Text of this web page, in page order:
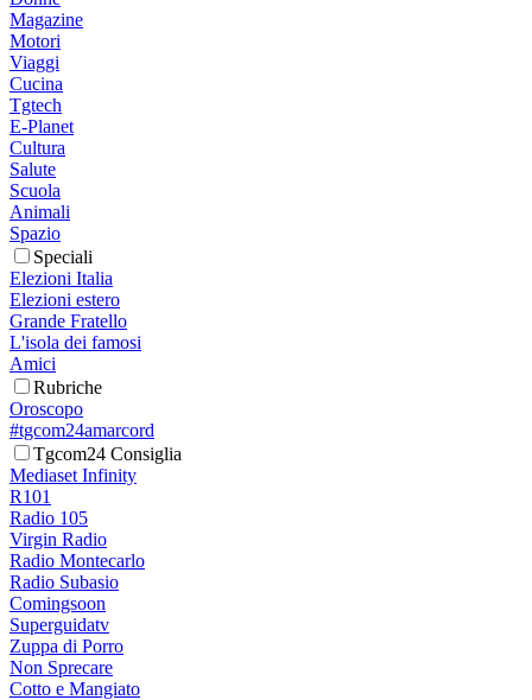
Magazine
Motori
Viaggi
Cucina
Tgtech
E-Planet
Cultura
Salute
Scuola
Animali
Spazio
Speciali
Elezioni Italia
Elezioni estero
Grande Fratello
L'isola dei famosi
Amici
Rubriche
Oroscopo
#tgcom24amarcord
Tgcom24 Consiglia
Mediaset Infinity
R101
Radio 105
Virgin Radio
Radio Montecarlo
Radio Subasio
Comingsoon
Superguidatv
Zuppa di Porro
Non Sprecare
Cotto e Mangiato